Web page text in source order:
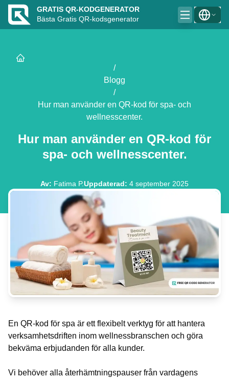
GRATIS QR-KODGENERATOR
Bästa Gratis QR-kodsgenerator
/
Blogg
/
Hur man använder en QR-kod för spa- och
wellnesscenter.
Hur man använder en QR-kod för
spa- och wellnesscenter.
Av: Fatima P.Uppdaterad: 4 september 2025
En QR-kod för spa är ett flexibelt verktyg för att hantera
verksamhetsdriften inom wellnessbranschen och göra
bekväma erbjudanden för alla kunder.
Vi behöver alla återhämtningspauser från vardagens